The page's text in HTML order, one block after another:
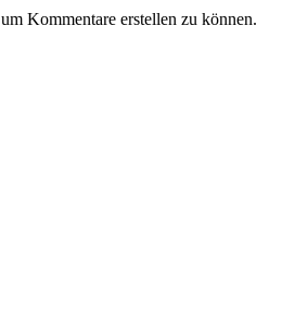
um Kommentare erstellen zu können.